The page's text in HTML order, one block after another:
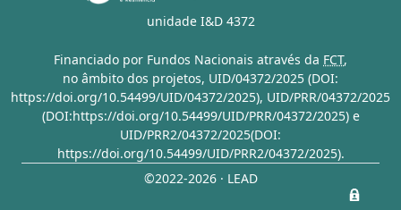
unidade I&D 4372
Financiado por Fundos Nacionais através da FCT,
no âmbito dos projetos, UID/04372/2025 (DOI:
https://doi.org/10.54499/UID/04372/2025), UID/PRR/04372/2025
(DOI:https://doi.org/10.54499/UID/PRR/04372/2025)e
UID/PRR2/04372/2025(DOI:
https://doi.org/10.54499/UID/PRR2/04372/2025).
©2022-2026 · LEAD